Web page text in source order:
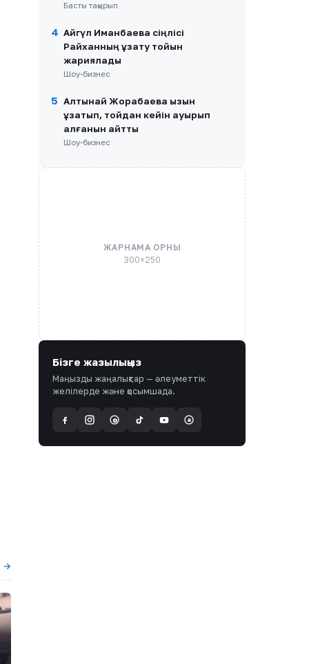
→
Басты тақырып
4 Айгүл Иманбаева сіңлісі
Райханның ұзату тойын
жариялады
Шоу-бизнес
5 Алтынай Жорабаева қызын
ұзатып, тойдан кейін ауырып
қалғанын айтты
Шоу-бизнес
ЖАРНАМА ОРНЫ
300×250
Бізге жазылыңыз
Маңызды жаңалықтар — әлеуметтік
желілерде және қосымшада.
@ a